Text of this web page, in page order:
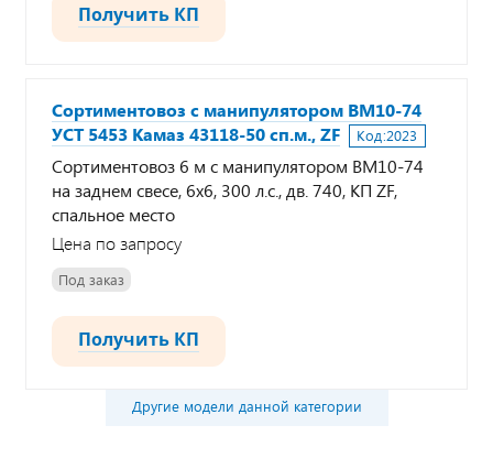
Получить КП
Сортиментовоз с манипулятором ВМ10-74
УСТ 5453 Камаз 43118-50 сп.м., ZF
Код:2023
Сортиментовоз 6 м с манипулятором ВМ10-74
на заднем свесе, 6х6, 300 л.с., дв. 740, КП ZF,
спальное место
Цена по запросу
Под заказ
Получить КП
Другие модели данной категории